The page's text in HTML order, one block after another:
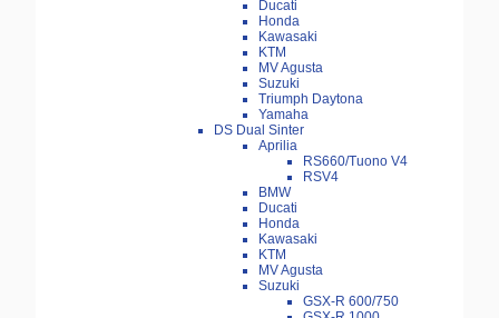
Ducati
Honda
Kawasaki
KTM
MV Agusta
Suzuki
Triumph Daytona
Yamaha
DS Dual Sinter
Aprilia
RS660/Tuono V4
RSV4
BMW
Ducati
Honda
Kawasaki
KTM
MV Agusta
Suzuki
GSX-R 600/750